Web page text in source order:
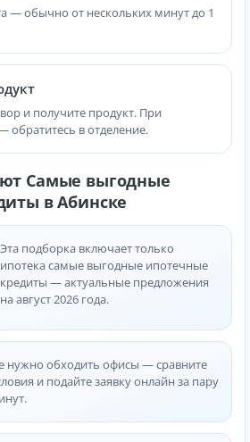
— обычно от нескольких минут до 1
и получите продукт. При
обратитесь в отделение.
Самые выгодные
в Абинске
Эта подборка включает только
ипотека самые выгодные ипотечные
кредиты — актуальные предложения
на август 2026 года.
нужно обходить офисы — сравните
и подайте заявку онлайн за пару